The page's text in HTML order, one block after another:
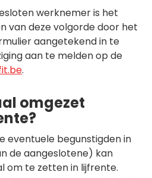
werknemer is het
van deze volgorde door het
aangetekend in te
aan te melden op de
.
omgezet
eventuele begunstigden in
de aangeslotene) kan
om te zetten in lijfrente.